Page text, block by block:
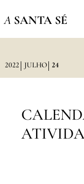
A SANTA SÉ
2022 JULHO 24